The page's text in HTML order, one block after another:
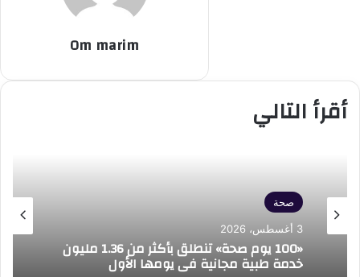
Om marim
أقرأ التالي
صحة
3 أغسطس، 2026
«100 يوم صحة» تنطلق بأكثر من 1.36 مليون
خدمة طبية مجانية في يومها الأول